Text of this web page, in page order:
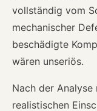
vollständig vom
mechanischer
beschädigte
wären unseriös.
Nach der
realistischen